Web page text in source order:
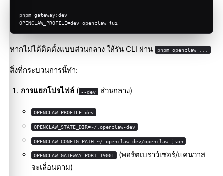
pnpm gateway:dev
OPENCLAW_PROFILE=dev openclaw tui
หากไม่ได้ติดตั้งแบบส่วนกลาง ให้รัน CLI ผ่าน pnpm openclaw ...
สิ่งที่กระบวนการนี้ทำ:
การแยกโปรไฟล์( --dev ส่วนกลาง)
OPENCLAW_PROFILE=dev
OPENCLAW_STATE_DIR=~/.openclaw-dev
OPENCLAW_CONFIG_PATH=~/.openclaw-dev/openclaw.json
OPENCLAW_GATEWAY_PORT=19001 (พอร์ตเบราว์เซอร์/แคนวาส
จะเลื่อนตาม)